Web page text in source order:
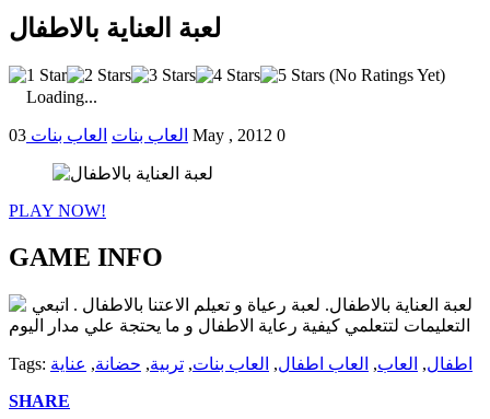
لعبة العناية بالاطفال
(No Ratings Yet)
Loading...
العاب بنات العاب بنات 03 May , 2012 0
PLAY NOW!
GAME INFO
لعبة العناية بالاطفال. لعبة رعياة و تعيلم الاعتنا بالاطفال . اتبعي
التعليمات لتتعلمي كيفية رعاية الاطفال و ما يحتجة علي مدار اليوم
Tags: اطفال, العاب, العاب اطفال, العاب بنات, تربية, حضانة, عناية
SHARE